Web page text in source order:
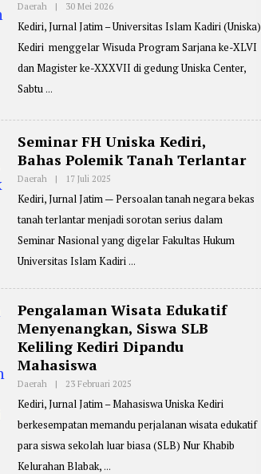
Daerah | 30 Mei 2026O
E
R
E
P
E
:
A
O
O
Kediri, Jurnal Jatim – Universitas Islam Kadiri (Uniska)
Kediri menggelar Wisuda Program Sarjana ke-XLVI
dan Magister ke-XXXVII di gedung Uniska Center,
Sabtu
Seminar FH Uniska Kediri,
Bahas Polemik Tanah Terlantar
Daerah | 17 Juli 2025
E
R
P
O
R
E
:
M
A
S
K
Kediri, Jurnal Jatim — Persoalan tanah negara bekas
tanah terlantar menjadi sorotan serius dalam
Seminar Nasional yang digelar Fakultas Hukum
Universitas Islam Kadiri
Pengalaman Wisata Edukatif
Menyenangkan, Siswa SLB
Keliling Kediri Dipandu
Mahasiswa
Daerah | 23 Februari 2025
E
R
E
P
Kediri, Jurnal Jatim – Mahasiswa Uniska Kediri
berkesempatan memandu perjalanan wisata edukatif
para siswa sekolah luar biasa (SLB) Nur Khabib
Kelurahan Blabak,